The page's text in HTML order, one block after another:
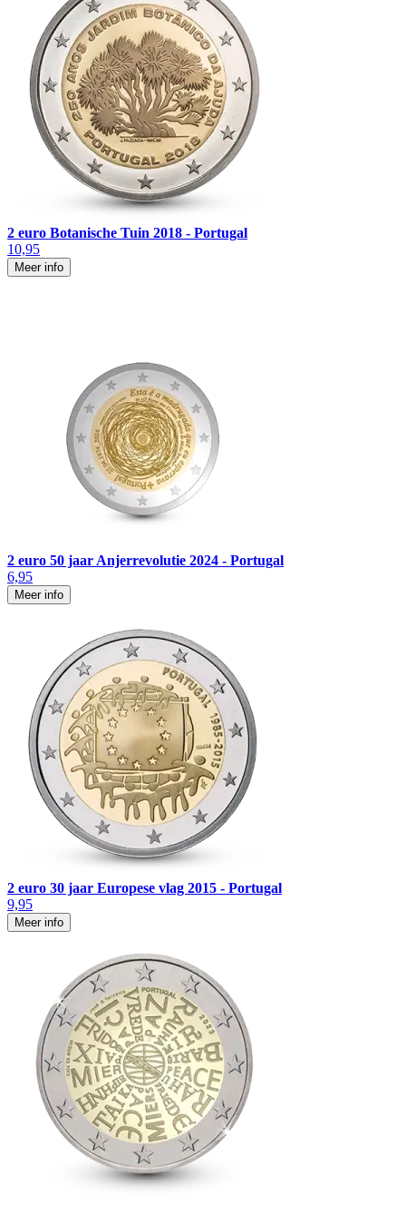
2 euro Botanische Tuin 2018 - Portugal
10,95
Meer info
2 euro 50 jaar Anjerrevolutie 2024 - Portugal
6,95
Meer info
2 euro 30 jaar Europese vlag 2015 - Portugal
9,95
Meer info